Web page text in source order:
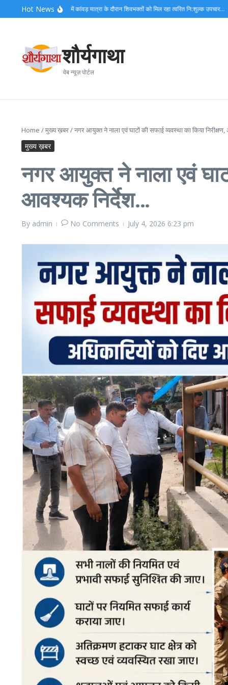
Skip to content
Hot News
दीक्षित के निर्देशन में कांवड़ यात्रा के दौरान शिवभक्तों को मिल रहा त्वरित नि:शुल्क उपचार… कांवड़
शौर्यगाथा
वेब न्यूज़ पोर्टल
Home /मुख्य ख़बर/नगर आयुक्त ने नाला एवं घाटों की सफाई व्यवस्था का किया
मुख्य ख़बर
नगर आयुक्त ने नाला एवं
आवश्यक निर्देश…
By admin No Comments July 4, 2026 6:23 pm